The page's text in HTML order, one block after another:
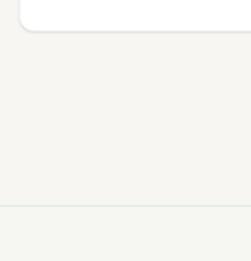
১০-মিনিটের ডিগ্লেজ ফিল্ড টেস্ট,